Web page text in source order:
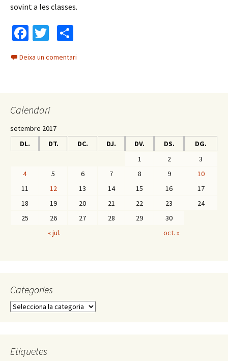
sovint a les classes.
Fa
b
k
T
tt
o
m
ix
Deixa un comentari
Calendari
setembre 2017
DL.
DT. DC. DJ. DV. DS. DG.
« jul. oct. »
1 2
3
4
5 6 7 8 9
10
11
12 13 14 15 16
17
18
19 20 21 22 23
24
25
26 27 28 29 30
Categories
C
g
Etiquetes